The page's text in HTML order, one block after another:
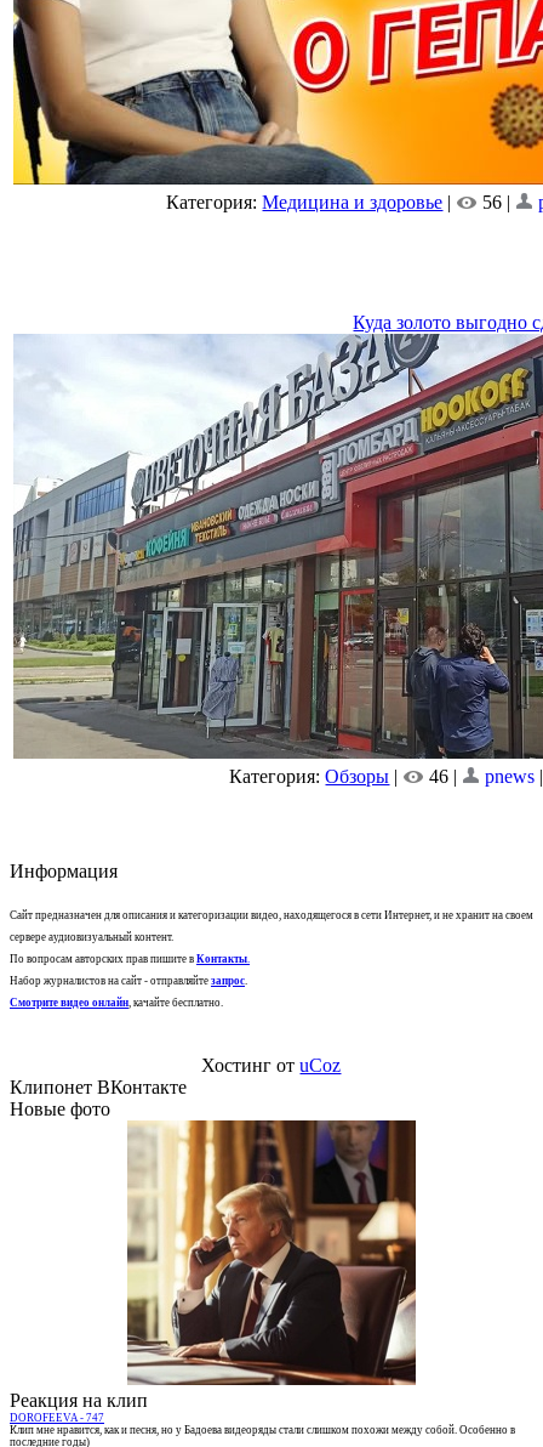
Категория:Медицина и здоровье | 56 |
Куда золото выгодно
Категория:Обзоры | 46 | pnews
Информация
Сайт предназначен для описания и категоризации видео, находящегося в сети Интернет, и не хранит на своем
сервере аудиовизуальный контент.
По вопросам авторских прав пишите в Контакты.
Набор журналистов на сайт - отправляйте запрос.
Смотрите видео онлайн, качайте бесплатно.
Хостинг отuCoz
Клипонет ВКонтакте
Новые фото
Реакция на клип
DOROFEEVA - 747
Клип мне нравится, как и песня, но у Бадоева видеоряды стали слишком похожи между собой. Особенно в
последние годы)